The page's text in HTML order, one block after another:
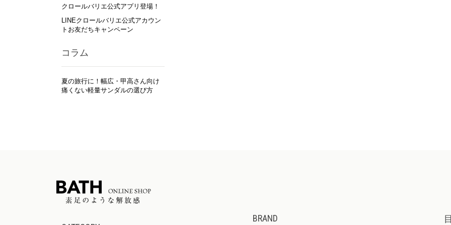
クロールバリエ公式アプリ登場！
LINEクロールバリエ公式アカウン
トお友だちキャンペーン
コラム
夏の旅行に！幅広・甲高さん向け
痛くない軽量サンダルの選び方
BRAND